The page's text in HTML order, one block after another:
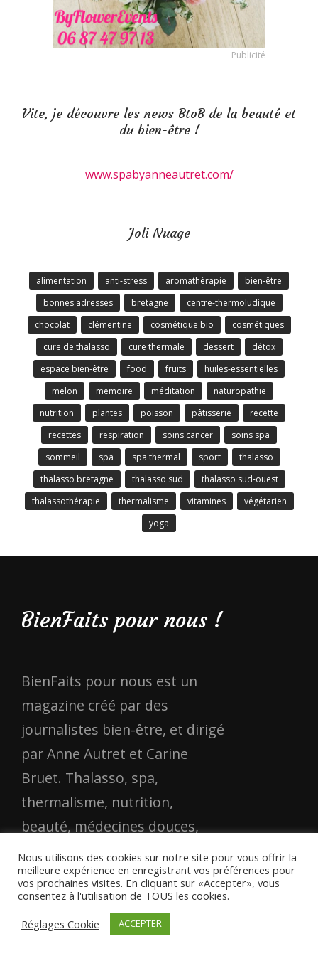
Publicité
Vite, je découvre les news BtoB de la beauté et
du bien-être !
www.spabyanneautret.com/
Joli Nuage
alimentation anti-stress aromathérapie
bien-être
bonnes adresses
bretagne
centre-thermoludique
chocolat
clémentine cosmétique bio
cosmétiques
cure de thalasso
cure thermale dessert
détox
espace bien-être
food fruits
huiles-essentielles
melon
memoire méditation
naturopathie
nutrition
plantes poisson pâtisserie
recette
recettes
respiration soins cancer
soins spa
sommeil
spa spa thermal sport
thalasso
thalasso bretagne
thalasso sud
thalasso sud-ouest
thalassothérapie
thermalisme vitamines
végétarien
yoga
BienFaits pour nous !
BienFaits pour nous est un
magazine créé par des
journalistes bien-être, et dirigé
par Anne Autret et Carine
Bruet. Thalasso, spa,
thermalisme, nutrition,
beauté, médecines douces,
environnement... Faites-vous
du bien et partagez les
recettes anti-grise mine de
cette équipe bien intentionnée
Nous utilisons des cookies sur notre site pour vous offrir la
meilleure expérience en enregistrant vos préférences pour
vos prochaines visites. En cliquant sur «Accepter», vous
consentez à l'utilisation de TOUS les cookies.
Réglages Cookie
ACCEPTER